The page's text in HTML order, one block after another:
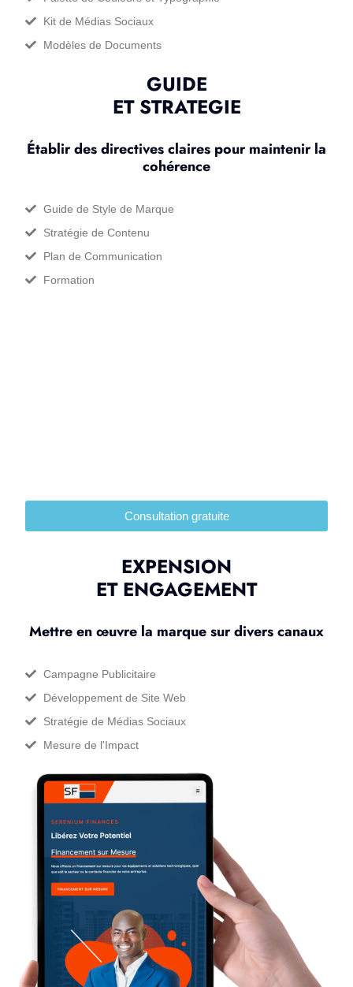
Kit de Médias Sociaux
Modèles de Documents
GUIDE
ET STRATEGIE
Établir des directives claires pour maintenir la
cohérence
Guide de Style de Marque
Stratégie de Contenu
Plan de Communication
Formation
Consultation gratuite
EXPENSION
ET ENGAGEMENT
Mettre en œuvre la marque sur divers canaux
Campagne Publicitaire
Développement de Site Web
Stratégie de Médias Sociaux
Mesure de l'Impact